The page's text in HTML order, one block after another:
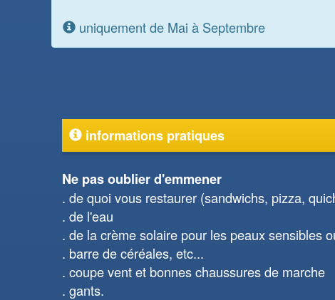
uniquement de Mai à Septembre
informations pratiques
Ne pas oublier d'emmener
de quoi vous restaurer (sandwichs, pizza,
de l'eau
de la crème solaire pour les peaux sensibles
barre de céréales, etc...
coupe vent et bonnes chaussures de marche
gants.